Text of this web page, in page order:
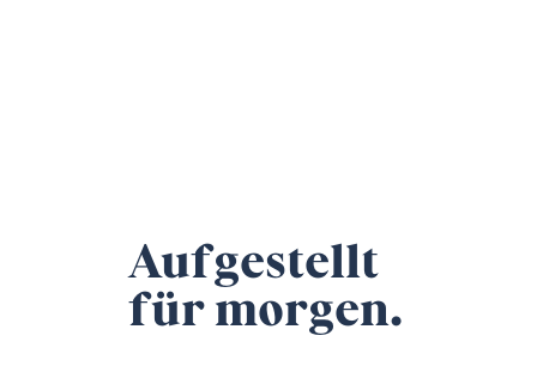
Aufgestellt
für morgen.